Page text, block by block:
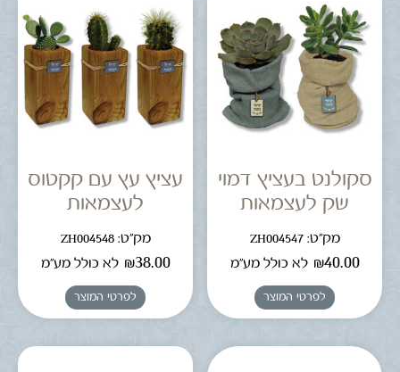
סקולנט בעציץ דמוי
שק לעצמאות
מק"ט: ZH004547
₪40.00 לא כולל מע"מ
לפרטי המוצר
עציץ עץ עם קקטוס
לעצמאות
מק"ט: ZH004548
₪38.00 לא כולל מע"מ
לפרטי המוצר